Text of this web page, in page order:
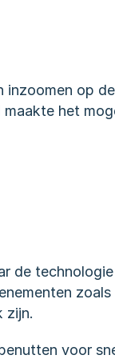
inzoomen op
het
de technologie
zijn.
voor